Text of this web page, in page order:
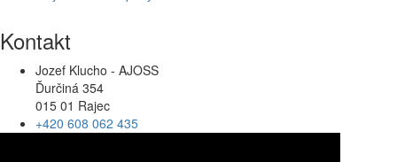
Kontakt
Jozef Klucho - AJOSS
Ďurčiná 354
015 01 Rajec
+420 608 062 435